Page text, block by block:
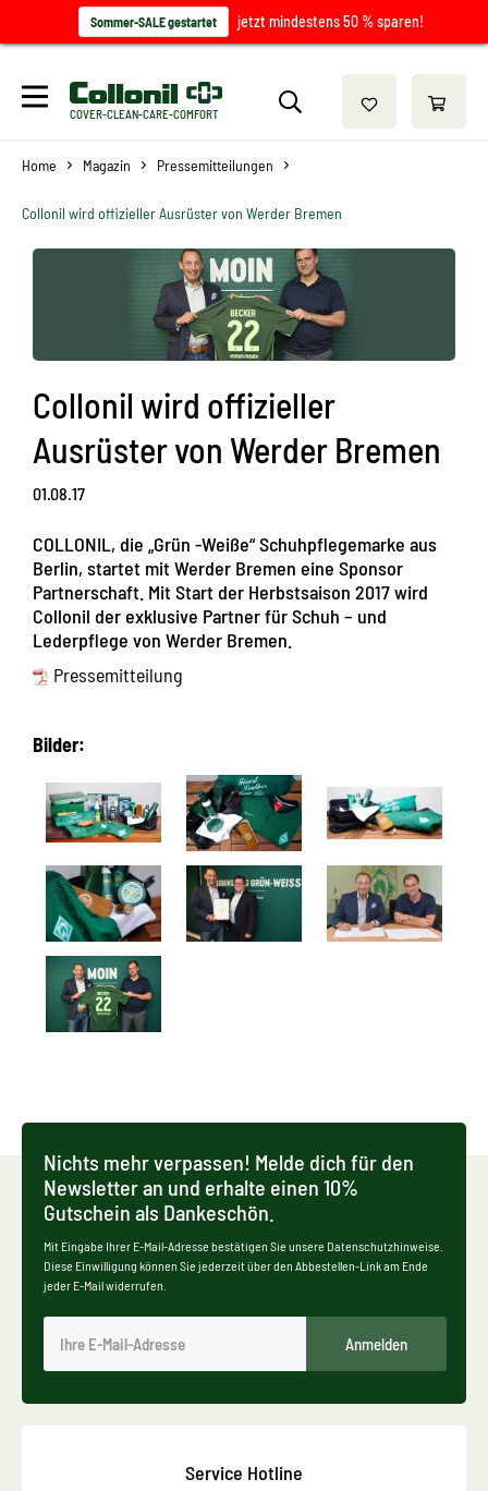
Sommer-SALE gestartet jetzt mindestens 50 % sparen!
COVER-CLEAN-CARE-COMFORT
Home Magazin Pressemitteilungen
Collonil wird offizieller Ausrüster von Werder Bremen
Collonil wird offizieller
Ausrüster von Werder Bremen
01.08.17
COLLONIL, die „Grün -Weiße“ Schuhpflegemarke aus
Berlin, startet mit Werder Bremen eine Sponsor
Partnerschaft. Mit Start der Herbstsaison 2017 wird
Collonil der exklusive Partner für Schuh – und
Lederpflege von Werder Bremen.
Pressemitteilung
Bilder:
Nichts mehr verpassen! Melde dich für den
Newsletter an und erhalte einen 10%
Gutschein als Dankeschön.
Mit Eingabe Ihrer E-Mail-Adresse bestätigen Sie unsere Datenschutzhinweise.
Diese Einwilligung können Sie jederzeit über den Abbestellen-Link am Ende
jeder E-Mail widerrufen.
Anmelden
Service Hotline